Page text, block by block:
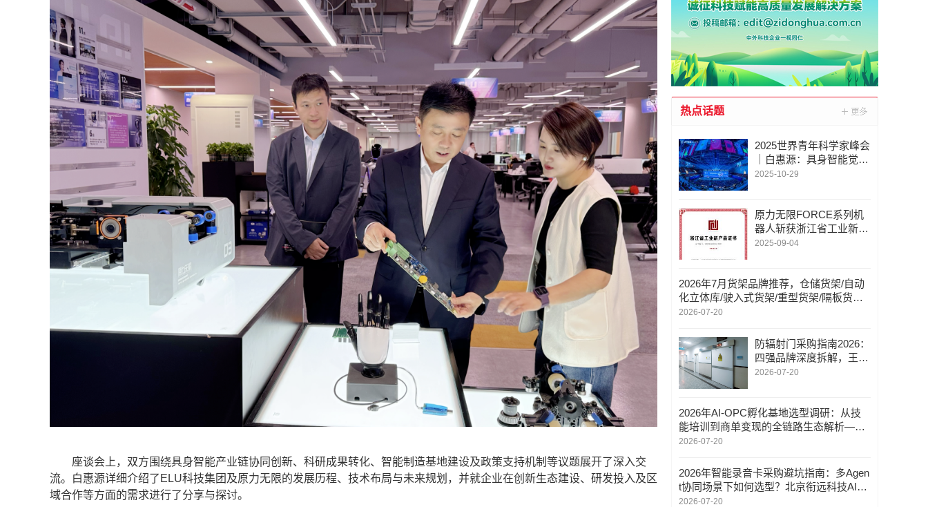
座谈会上，双方围绕具身智能产业链协同创新、科研成果转化、智能制造基地建设及政策支持机制等议题展开了深入交
流。白惠源详细介绍了ELU科技集团及原力无限的发展历程、技术布局与未来规划，并就企业在创新生态建设、研发投入及区
域合作等方面的需求进行了分享与探讨。
热点话题
2025世界青年科学家峰会
｜白惠源：具身智能觉
醒，开启AI赛道下半场
2025-10-29
原力无限FORCE系列机
器人斩获浙江省工业新产
品认证
2025-09-04
2026年7月货架品牌推荐，仓储货架/自动
化立体库/驶入式货架/重型货架/隔板货架/
层板货架/轻型货架，货架企业如何选
2026-07-20
防辐射门采购指南2026：
四强品牌深度拆解，王力
凭十环认证+上市背景稳
2026-07-20
2026年AI-OPC孵化基地选型调研：从技
能培训到商单变现的全链路生态解析——
华科未来
2026-07-20
2026年智能录音卡采购避坑指南：多Agen
t协同场景下如何选型？北京衔远科技AI专
家团智能录音卡
2026-07-20